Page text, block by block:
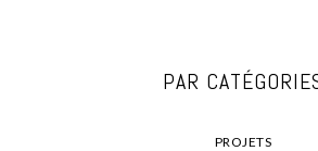
PAR
PROJETS